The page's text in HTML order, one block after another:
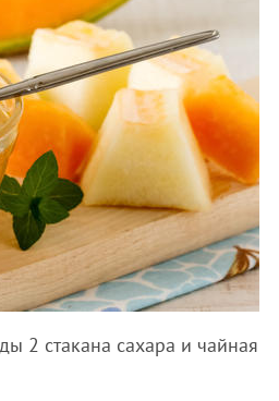
2 стакана сахара и чайная